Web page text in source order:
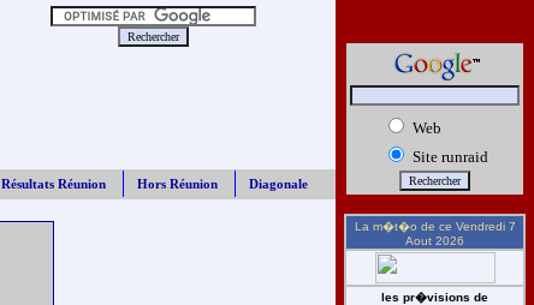
Résultats Réunion Hors Réunion Diagonale
Web
Site runraid
La m�t�o de ce Vendredi 7
Aout 2026
les pr�visions de